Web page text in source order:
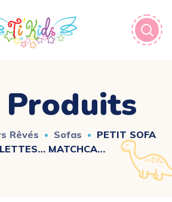
Produits
Rêvés Sofas
PETIT SOFA
MATCHCA…